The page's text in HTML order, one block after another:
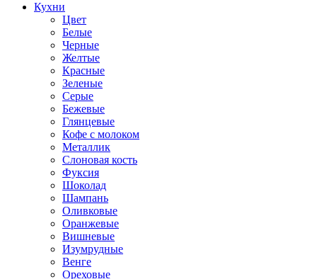
Кухни
Цвет
Белые
Черные
Желтые
Красные
Зеленые
Серые
Бежевые
Глянцевые
Кофе с молоком
Металлик
Слоновая кость
Фуксия
Шоколад
Шампань
Оливковые
Оранжевые
Вишневые
Изумрудные
Венге
Ореховые